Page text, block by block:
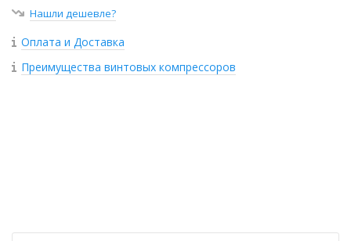
Нашли дешевле?
Оплата и Доставка
Преимущества винтовых компрессоров